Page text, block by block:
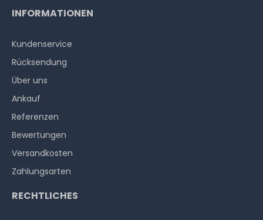
INFORMATIONEN
Kundenservice
Rücksendung
Über uns
Ankauf
Referenzen
Bewertungen
Versandkosten
Zahlungsarten
RECHTLICHES